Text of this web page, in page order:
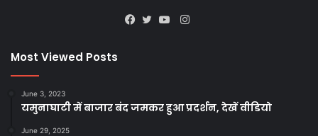
Instagram
Most Viewed Posts
June 3, 2023
यमुनाघाटी में बाजार बंद जमकर हुआ प्रदर्शन, देखें वीडियो
June 29, 2025